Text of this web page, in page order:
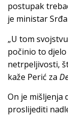
postupak
je ministar
„U tom
počinio to
netrpeljivosti,
kaže Perić za
On je mišljenja
proslijediti